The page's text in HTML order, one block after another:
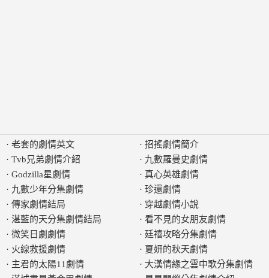
· 老套的劇情英文
· Tvb兄弟劇情介紹
· Godzilla星劇情
· 九數少年分集劇情
· 傳家劇情結局
· 湛藍的天分集劇情結局
· 微笑日劇劇情
· 火線救援劇情
· 主君的太陽11劇情
· 招搖劇情簡介
· 九數羅曼史劇情
· 真心英雄劇情
· 珍還劇情
· 穿越劇情小說
· 看不見的女朋友劇情
· 廷禧攻略分集劇情
· 夏妍的秋天劇情
· 大漢情緣之雲中歌分集劇情